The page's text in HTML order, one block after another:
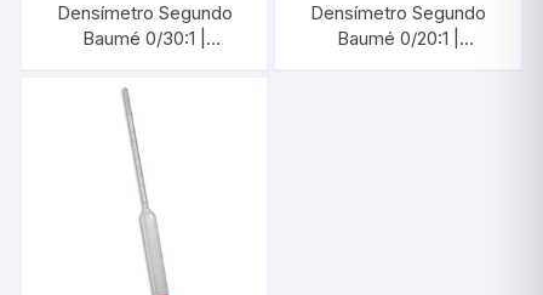
Densímetro Segundo
Baumé 0/30:1 |
Densímetro Segundo
Baumé 0/20:1 |